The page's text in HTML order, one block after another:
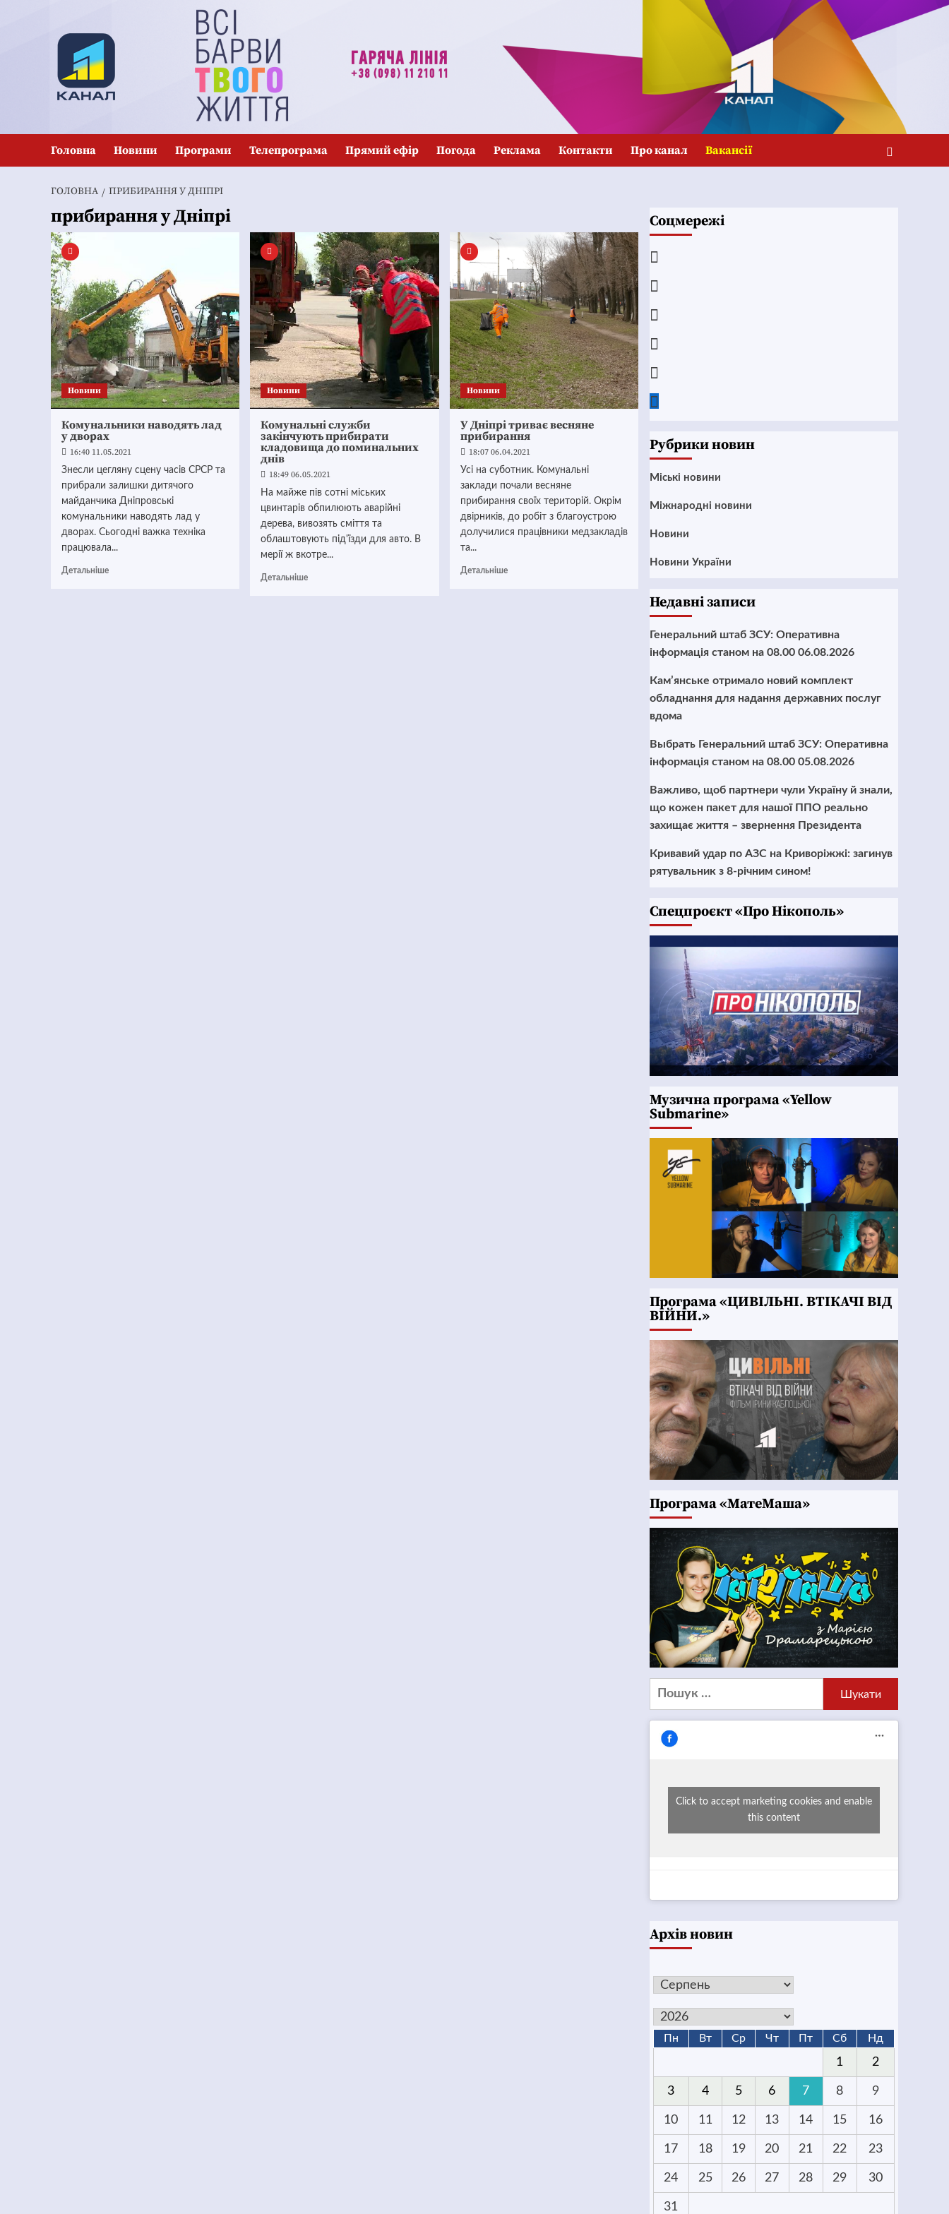
Головна Новини Програми Телепрограма Прямий ефір Погода Реклама Контакти Про канал Вакансії
ГОЛОВНА ПРИБИРАННЯ У ДНІПРІ
прибирання у Дніпрі
Новини
Комунальники наводять лад
у дворах
16:40 11.05.2021
Знесли цегляну сцену часів СРСР та
прибрали залишки дитячого
майданчика Дніпровські
комунальники наводять лад у
дворах. Сьогодні важка техніка
працювала...
Детальніше
Новини
Комунальні служби
закінчують прибирати
кладовища до поминальних
днів
18:49 06.05.2021
На майже пів сотні міських
цвинтарів обпилюють аварійні
дерева, вивозять сміття та
облаштовують під'їзди для авто. В
мерії ж вкотре...
Детальніше
Новини
У Дніпрі триває весняне
прибирання
18:07 06.04.2021
Усі на суботник. Комунальні
заклади почали весняне
прибирання своїх територій. Окрім
двірників, до робіт з благоустрою
долучилися працівники медзакладів
та...
Детальніше
Соцмережі
Рубрики новин
Mіські новини
Міжнародні новини
Новини
Новини України
Недавні записи
Генеральний штаб ЗСУ: Оперативна
інформація станом на 08.00 06.08.2026
Кам’янське отримало новий комплект
обладнання для надання державних послуг
вдома
Выбрать Генеральний штаб ЗСУ: Оперативна
інформація станом на 08.00 05.08.2026
Важливо, щоб партнери чули Україну й знали,
що кожен пакет для нашої ППО реально
захищає життя – звернення Президента
Кривавий удар по АЗС на Криворіжжі: загинув
рятувальник з 8-річним сином!
Cпецпроєкт «Про Нікополь»
Музична програма «Yellow
Submarine»
Програма «ЦИВІЛЬНІ. ВТІКАЧІ ВІД
ВІЙНИ.»
Програма «МатеМаша»
Пошук:
Click to accept marketing cookies and enable
this content
Архів новин
Пн Вт Ср Чт Пт Сб Нд
1 2
3 4 5 6 7 8 9
10 11 12 13 14 15 16
17 18 19 20 21 22 23
24 25 26 27 28 29 30
31